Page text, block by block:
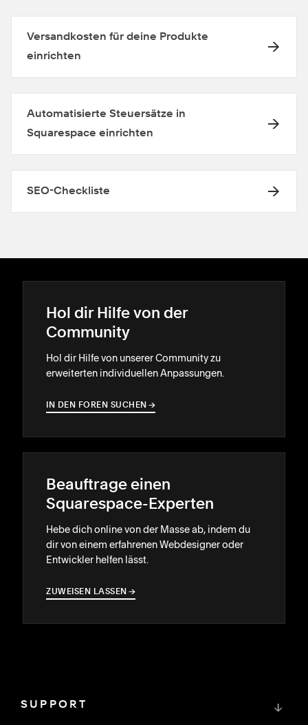
Versandkosten für deine Produkte
einrichten
Automatisierte Steuersätze in
Squarespace einrichten
SEO-Checkliste
Hol dir Hilfe von der
Community
Hol dir Hilfe von unserer Community zu
erweiterten individuellen Anpassungen.
IN DEN FOREN SUCHEN →
→
Beauftrage einen
Squarespace-Experten
Hebe dich online von der Masse ab, indem du
dir von einem erfahrenen Webdesigner oder
Entwickler helfen lässt.
ZUWEISEN LASSEN →
→
SUPPORT ↓